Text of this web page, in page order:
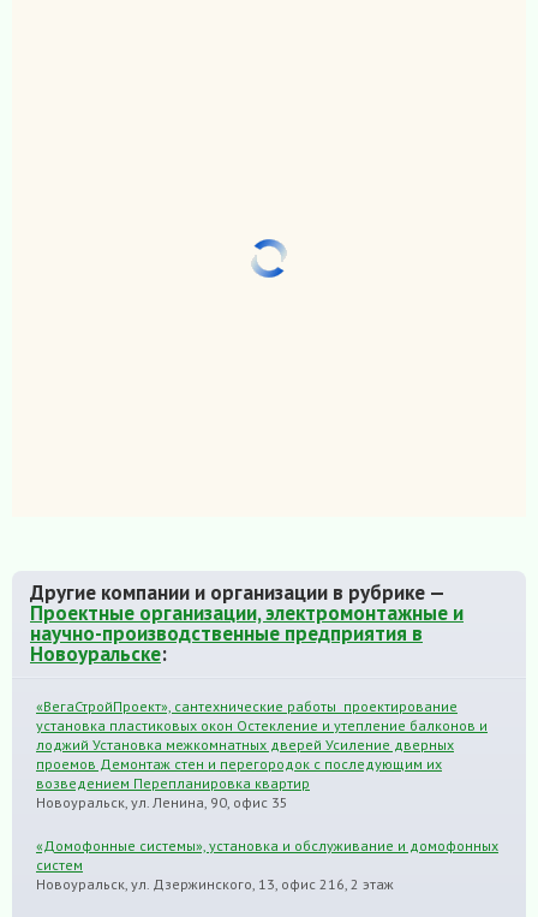
Другие компании и организации в рубрике —
Проектные организации, электромонтажные и
научно-производственные предприятия в
Новоуральске:
«ВегаСтройПроект», сантехнические работы проектирование
установка пластиковых окон Остекление и утепление балконов и
лоджий Установка межкомнатных дверей Усиление дверных
проемов Демонтаж стен и перегородок с последующим их
возведением Перепланировка квартир
Новоуральск, ул. Ленина, 90, офис 35
«Домофонные системы», установка и обслуживание и домофонных
систем
Новоуральск, ул. Дзержинского, 13, офис 216, 2 этаж